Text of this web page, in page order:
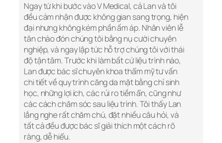
Ngay từ khi bước vào V Medical, cả Lan và tôi
đều cảm nhận được không gian sang trọng, hiện
đại nhưng không kém phần ấm áp. Nhân viên lễ
tân chào đón chúng tôi bằng nụ cười chuyên
nghiệp, và ngay lập tức hỗ trợ chúng tôi với thái
độ tận tâm. Trước khi làm bất cứ liệu trình nào,
Lan được bác sĩ chuyên khoa thẩm mỹ tư vấn
chi tiết về quy trình căng da mặt bằng chỉ sinh
học, những lợi ích, các rủi ro tiềm ẩn, cũng như
các cách chăm sóc sau liệu trình. Tôi thấy Lan
lắng nghe rất chăm chú, đặt nhiều câu hỏi, và
tất cả đều được bác sĩ giải thích một cách rõ
ràng, dễ hiểu.